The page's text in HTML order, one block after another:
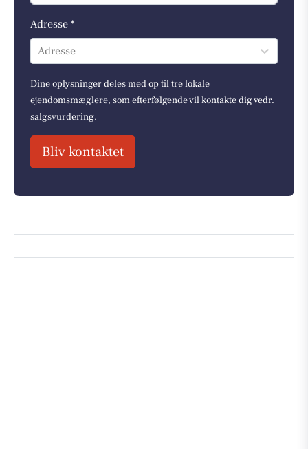
Adresse *
Adresse
Dine oplysninger deles med op til tre lokale
ejendomsmæglere, som efterfølgende vil kontakte dig vedr.
salgsvurdering.
Bliv kontaktet